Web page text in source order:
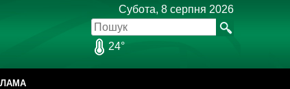
Субота, 8 серпня 2026
24°